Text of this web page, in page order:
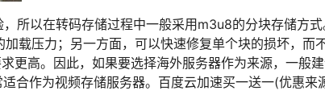
所以在转码存储过程中一般采用m3u8的分块存储方
载压力；另一方面，可以快速修复单个块的损坏，而
更高。因此，如果要选择海外服务器作为来源，一般
合作为视频存储服务器。百度云加速买一送一(优惠来